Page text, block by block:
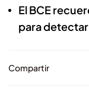
El BCE
para
Compartir